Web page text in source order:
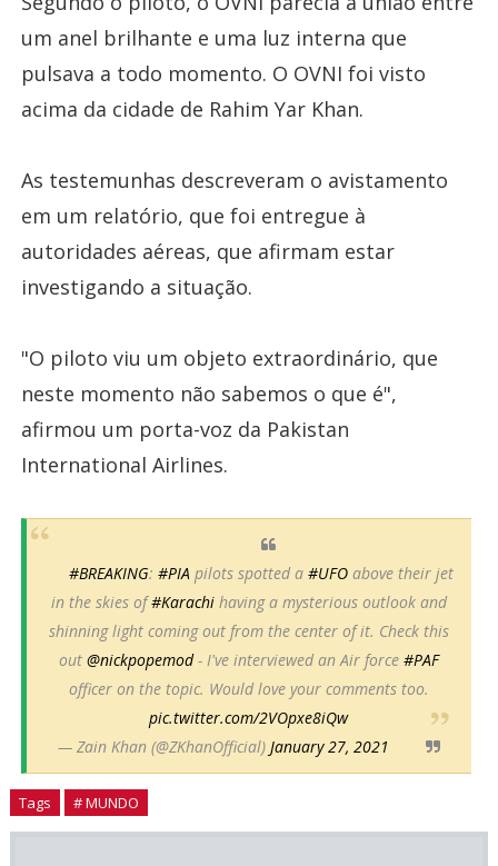
um anel brilhante e uma luz interna que
pulsava a todo momento. O OVNI foi visto
acima da cidade de Rahim Yar Khan.
As testemunhas descreveram o avistamento
em um relatório, que foi entregue à
autoridades aéreas, que afirmam estar
investigando a situação.
"O piloto viu um objeto extraordinário, que
neste momento não sabemos o que é",
afirmou um porta-voz da Pakistan
International Airlines.
#BREAKING:#PIA pilots spotted a#UFO above their jet
in the skies of#Karachihaving a mysterious outlook and
shinning light coming out from the center of it. Check this
out @nickpopemod- I've interviewed an Air force #PAF
officer on the topic. Would love your comments too.
pic.twitter.com/2VOpxe8iQw
— Zain Khan (@ZKhanOfficial) January 27, 2021
Tags # MUNDO